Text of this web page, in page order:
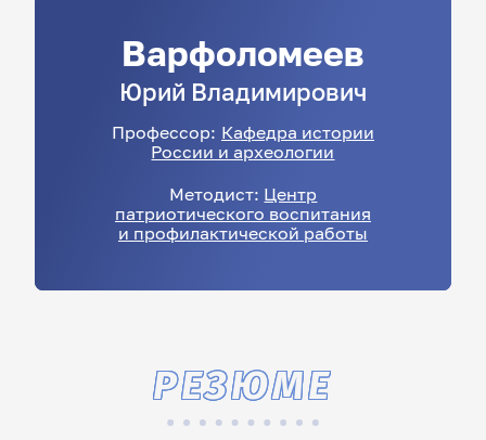
Варфоломеев
Юрий Владимирович
Профессор: Кафедра истории
России и археологии
Методист: Центр
патриотического воспитания
и профилактической работы
РЕЗЮМЕ